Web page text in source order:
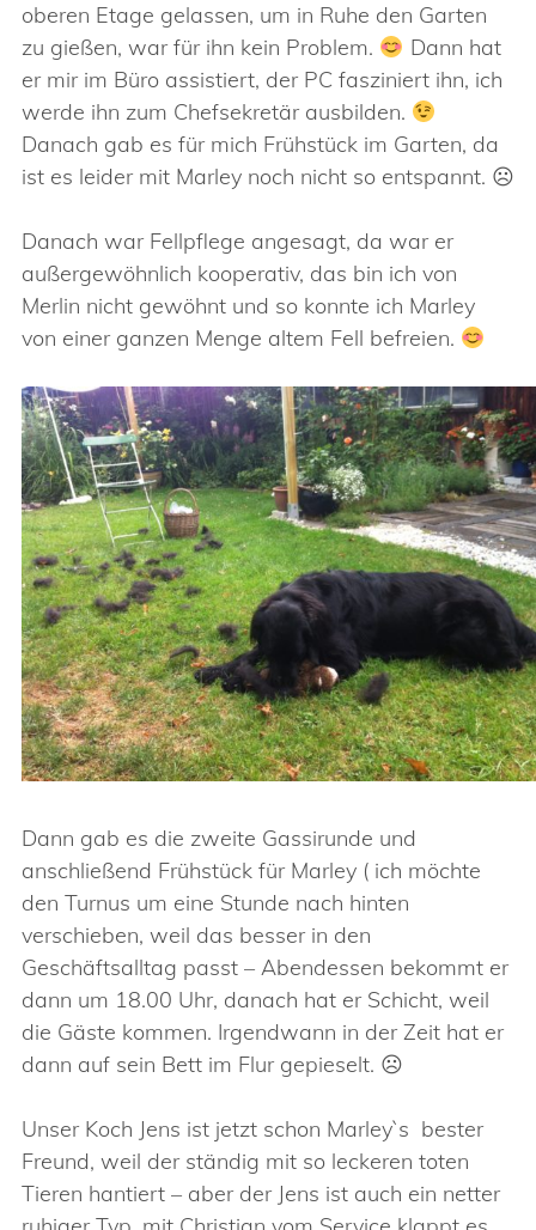
oberen Etage gelassen, um in Ruhe den Garten
zu gießen, war für ihn kein Problem.
Dann hat
er mir im Büro assistiert, der PC fasziniert ihn, ich
werde ihn zum Chefsekretär ausbilden.
Danach gab es für mich Frühstück im Garten, da
ist es leider mit Marley noch nicht so entspannt. ☹
Danach war Fellpflege angesagt, da war er
außergewöhnlich kooperativ, das bin ich von
Merlin nicht gewöhnt und so konnte ich Marley
von einer ganzen Menge altem Fell befreien.
Dann gab es die zweite Gassirunde und
anschließend Frühstück für Marley ( ich möchte
den Turnus um eine Stunde nach hinten
verschieben, weil das besser in den
Geschäftsalltag passt – Abendessen bekommt er
dann um 18.00 Uhr, danach hat er Schicht, weil
die Gäste kommen. Irgendwann in der Zeit hat er
dann auf sein Bett im Flur gepieselt. ☹
Unser Koch Jens ist jetzt schon Marley`s bester
Freund, weil der ständig mit so leckeren toten
Tieren hantiert – aber der Jens ist auch ein netter